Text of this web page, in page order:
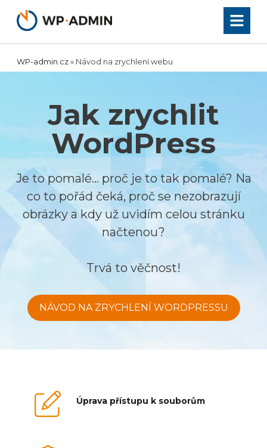
obsah
WP-admin.cz » Návod na zrychlení webu
Jak zrychlit
WordPress
Je to pomalé… proč je to tak pomalé? Na
co to pořád čeká, proč se nezobrazují
obrázky a kdy už uvidím celou stránku
načtenou?
Trvá to věčnost!
NÁVOD NA ZRYCHLENÍ WORDPRESSU
Úprava přístupu k souborům